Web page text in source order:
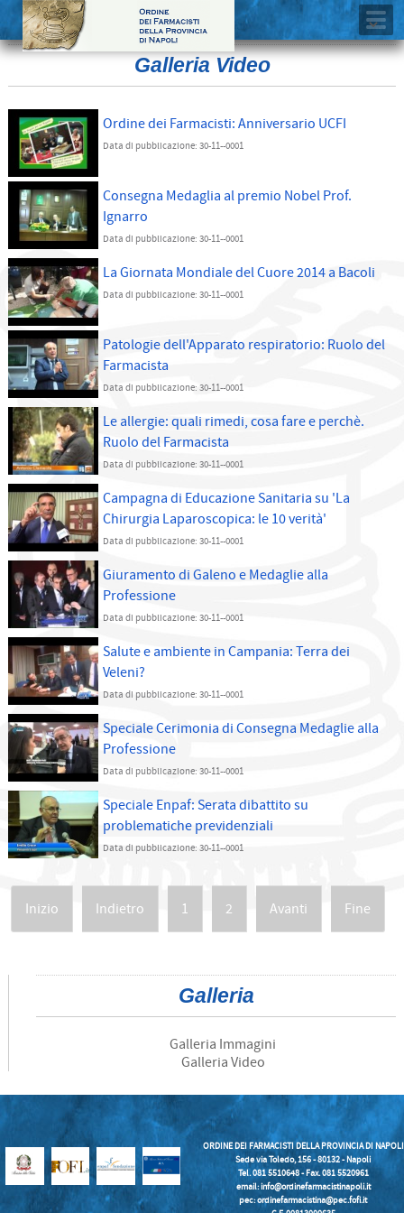
Galleria Video
Ordine dei Farmacisti: Anniversario UCFI
Data di pubblicazione: 30-11--0001
Consegna Medaglia al premio Nobel Prof.
Ignarro
Data di pubblicazione: 30-11--0001
La Giornata Mondiale del Cuore 2014 a Bacoli
Data di pubblicazione: 30-11--0001
Patologie dell'Apparato respiratorio: Ruolo del
Farmacista
Data di pubblicazione: 30-11--0001
Le allergie: quali rimedi, cosa fare e perchè.
Ruolo del Farmacista
Data di pubblicazione: 30-11--0001
Campagna di Educazione Sanitaria su 'La
Chirurgia Laparoscopica: le 10 verità'
Data di pubblicazione: 30-11--0001
Giuramento di Galeno e Medaglie alla
Professione
Data di pubblicazione: 30-11--0001
Salute e ambiente in Campania: Terra dei
Veleni?
Data di pubblicazione: 30-11--0001
Speciale Cerimonia di Consegna Medaglie alla
Professione
Data di pubblicazione: 30-11--0001
Speciale Enpaf: Serata dibattito su
problematiche previdenziali
Data di pubblicazione: 30-11--0001
Inizio Indietro 1 2 Avanti Fine
Galleria
Galleria Immagini
Galleria Video
ORDINE DEI FARMACISTI DELLA PROVINCIA DI NAPOLI
Sede via Toledo, 156 - 80132 - Napoli
Tel. 081 5510648 - Fax. 081 5520961
email:info@ordinefarmacistinapoli.it
pec: ordinefarmacistina@pec.fofi.it